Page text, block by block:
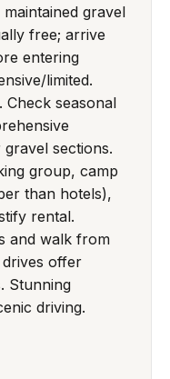
gravel
free; arrive
entering
limited.
seasonal
sections.
group, camp
than hotels),
rental.
and walk from
offer
Stunning
driving.